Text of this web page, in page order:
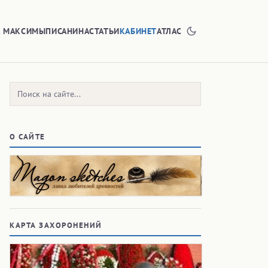
МАКСИМЫПИСАНИНАСТАТЬИКАБИНЕТАТЛАС
Поиск:
О САЙТЕ
КАРТА ЗАХОРОНЕНИЙ